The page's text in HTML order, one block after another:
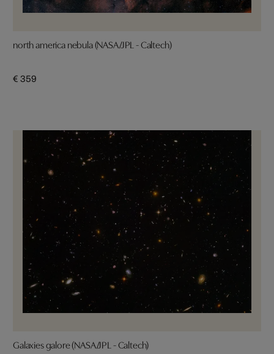
north america nebula (NASA/JPL - Caltech)
€ 359
Galaxies galore (NASA/JPL - Caltech)